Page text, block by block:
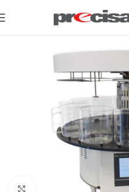
Faceți clic pentru a mări